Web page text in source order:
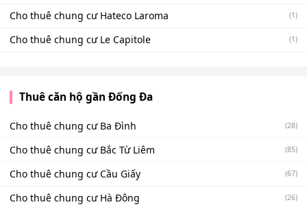
Cho thuê chung cư Hateco Laroma (1)
Cho thuê chung cư Le Capitole (1)
Thuê căn hộ gần Đống Đa
Cho thuê chung cư Ba Đình (28)
Cho thuê chung cư Bắc Từ Liêm (85)
Cho thuê chung cư Cầu Giấy (67)
Cho thuê chung cư Hà Đông (26)